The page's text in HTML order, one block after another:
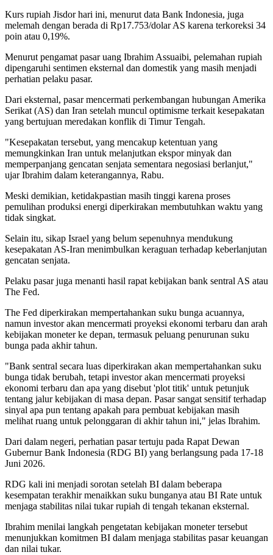
Kurs rupiah Jisdor hari ini, menurut data Bank Indonesia, juga
melemah dengan berada di Rp17.753/dolar AS karena terkoreksi 34
poin atau 0,19%.
Menurut pengamat pasar uang Ibrahim Assuaibi, pelemahan rupiah
dipengaruhi sentimen eksternal dan domestik yang masih menjadi
perhatian pelaku pasar.
Dari eksternal, pasar mencermati perkembangan hubungan Amerika
Serikat (AS) dan Iran setelah muncul optimisme terkait kesepakatan
yang bertujuan meredakan konflik di Timur Tengah.
"Kesepakatan tersebut, yang mencakup ketentuan yang
memungkinkan Iran untuk melanjutkan ekspor minyak dan
memperpanjang gencatan senjata sementara negosiasi berlanjut,"
ujar Ibrahim dalam keterangannya, Rabu.
Meski demikian, ketidakpastian masih tinggi karena proses
pemulihan produksi energi diperkirakan membutuhkan waktu yang
tidak singkat.
Selain itu, sikap Israel yang belum sepenuhnya mendukung
kesepakatan AS-Iran menimbulkan keraguan terhadap keberlanjutan
gencatan senjata.
Pelaku pasar juga menanti hasil rapat kebijakan bank sentral AS atau
The Fed.
The Fed diperkirakan mempertahankan suku bunga acuannya,
namun investor akan mencermati proyeksi ekonomi terbaru dan arah
kebijakan moneter ke depan, termasuk peluang penurunan suku
bunga pada akhir tahun.
"Bank sentral secara luas diperkirakan akan mempertahankan suku
bunga tidak berubah, tetapi investor akan mencermati proyeksi
ekonomi terbaru dan apa yang disebut 'plot titik' untuk petunjuk
tentang jalur kebijakan di masa depan. Pasar sangat sensitif terhadap
sinyal apa pun tentang apakah para pembuat kebijakan masih
melihat ruang untuk pelonggaran di akhir tahun ini," jelas Ibrahim.
Dari dalam negeri, perhatian pasar tertuju pada Rapat Dewan
Gubernur Bank Indonesia (RDG BI) yang berlangsung pada 17-18
Juni 2026.
RDG kali ini menjadi sorotan setelah BI dalam beberapa
kesempatan terakhir menaikkan suku bunganya atau BI Rate untuk
menjaga stabilitas nilai tukar rupiah di tengah tekanan eksternal.
Ibrahim menilai langkah pengetatan kebijakan moneter tersebut
menunjukkan komitmen BI dalam menjaga stabilitas pasar keuangan
dan nilai tukar.